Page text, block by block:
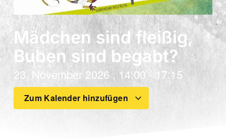
Mädchen sind fleißig,
Buben sind begabt?
23. November 2026 , 14:00 - 17:15
Zum Kalender hinzufügen